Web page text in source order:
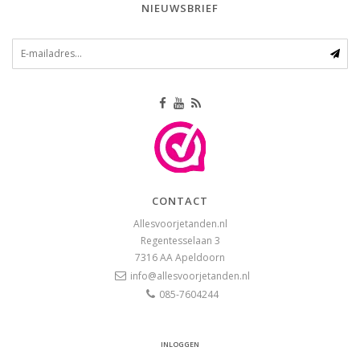
NIEUWSBRIEF
CONTACT
Allesvoorjetanden.nl
Regentesselaan 3
7316 AAApeldoorn
info@allesvoorjetanden.nl
085-7604244
INLOGGEN